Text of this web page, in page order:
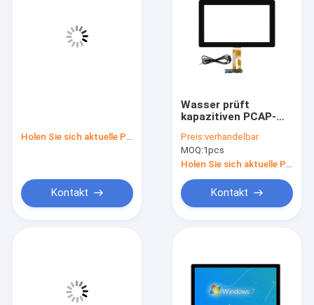
Kontakt
Wasser prüft
kapazitiven PCAP-
Monitor für Kiosk
Position 7-55“
Preis:verhandelbar
MOQ:1pcs
Kontakt